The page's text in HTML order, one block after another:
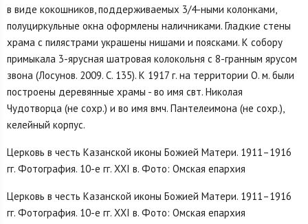
в виде кокошников, поддерживаемых 3/4-ными колонками,
полуциркульные окна оформлены наличниками. Гладкие стены
храма с пилястрами украшены нишами и поясками. К собору
примыкала 3-ярусная шатровая колокольня с 8-гранным ярусом
звона (Лосунов. 2009. С. 135). К 1917 г. на территории О. м. были
построены деревянные храмы - во имя свт. Николая
Чудотворца (не сохр.) и во имя вмч. Пантелеимона (не сохр.),
келейный корпус.
Церковь в честь Казанской иконы Божией Матери. 1911–1916
гг. Фотография. 10-е гг. XXI в. Фото: Омская епархия
Церковь в честь Казанской иконы Божией Матери. 1911–1916
гг. Фотография. 10-е гг. XXI в. Фото: Омская епархия